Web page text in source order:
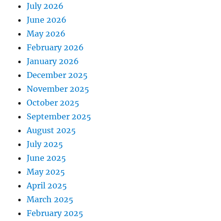
July 2026
June 2026
May 2026
February 2026
January 2026
December 2025
November 2025
October 2025
September 2025
August 2025
July 2025
June 2025
May 2025
April 2025
March 2025
February 2025